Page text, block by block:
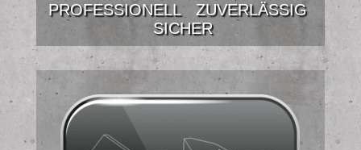
PROFESSIONELLZUVERLÄSSIG
SICHER